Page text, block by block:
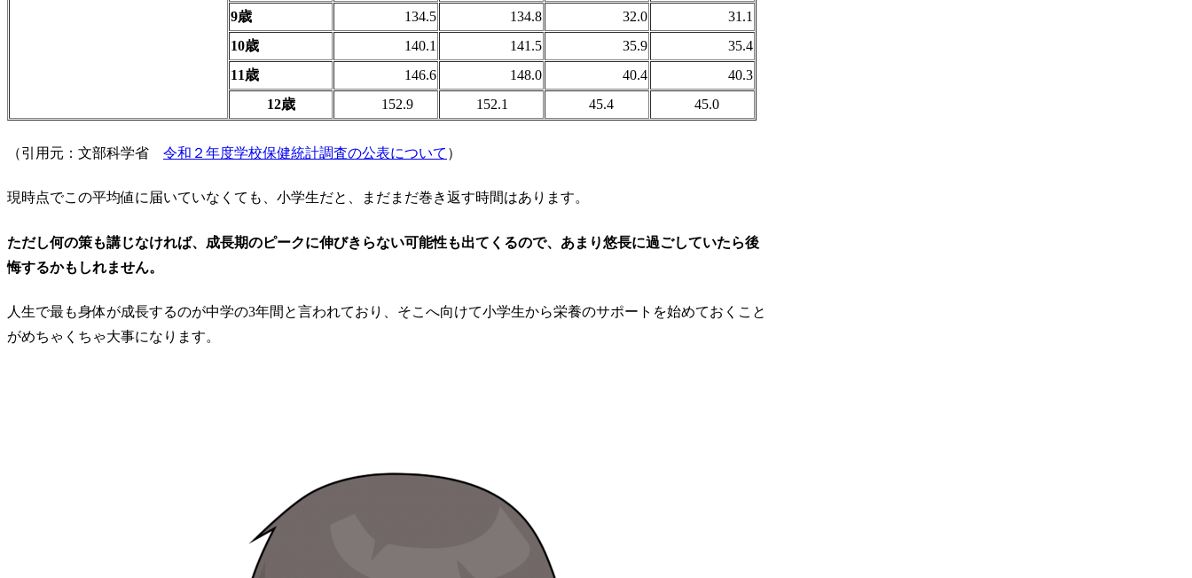
9歳
134.5 134.8 32.0
31.1
10歳
140.1 141.5 35.9
35.4
11歳
146.6 148.0 40.4
40.3
12歳
152.9 152.1 45.4 45.0
（引用元：文部科学省 令和２年度学校保健統計調査の公表について ）
現時点でこの平均値に届いていなくても、小学生だと、まだまだ巻き返す時間はあります。
ただし何の策も講じなければ、成長期のピークに伸びきらない可能性も出てくるので、あまり悠長に過ごしていたら後
悔するかもしれません。
人生で最も身体が成長するのが中学の3年間と言われており、そこへ向けて小学生から栄養のサポートを始めておくこと
がめちゃくちゃ大事になります。